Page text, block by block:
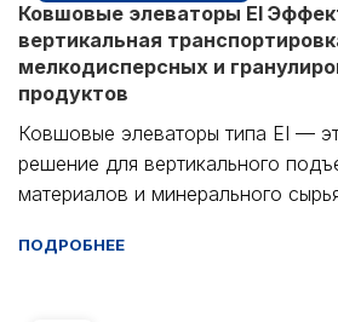
Ковшовые элеваторы EI
вертикальная
мелкодисперсных и
продуктов
Ковшовые элеваторы типа EI —
решение для вертикального
материалов и минерального
ПОДРОБНЕЕ